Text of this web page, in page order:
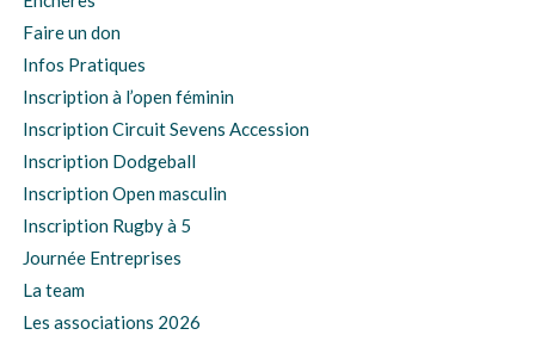
Faire un don
Infos Pratiques
Inscription à l’open féminin
Inscription Circuit Sevens Accession
Inscription Dodgeball
Inscription Open masculin
Inscription Rugby à 5
Journée Entreprises
La team
Les associations 2026